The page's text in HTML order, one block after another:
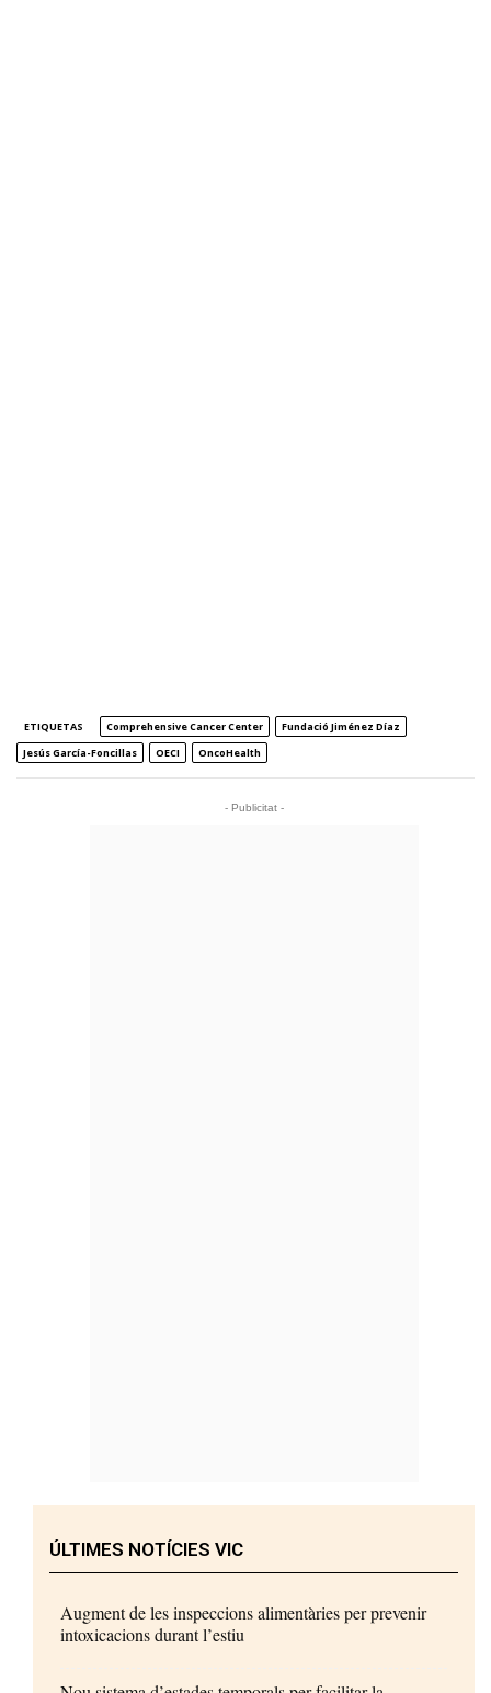
ETIQUETAS Comprehensive Cancer Center
Fundació Jiménez Díaz
Jesús García-Foncillas
OECI OncoHealth
- Publicitat -
ÚLTIMES NOTÍCIES VIC
Augment de les inspeccions alimentàries per prevenir
intoxicacions durant l’estiu